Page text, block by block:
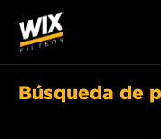
Búsqueda de